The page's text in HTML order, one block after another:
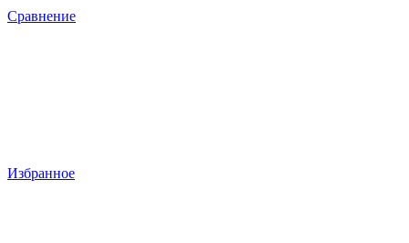
Сравнение
Избранное